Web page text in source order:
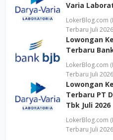
Varia
LokerBlog.com
Terbaru Juli
Lowongan
Terbaru
LokerBlog.com
Terbaru Juli
Lowongan
Terbaru PT
Tbk Juli 2026
LokerBlog.com
Terbaru Juli